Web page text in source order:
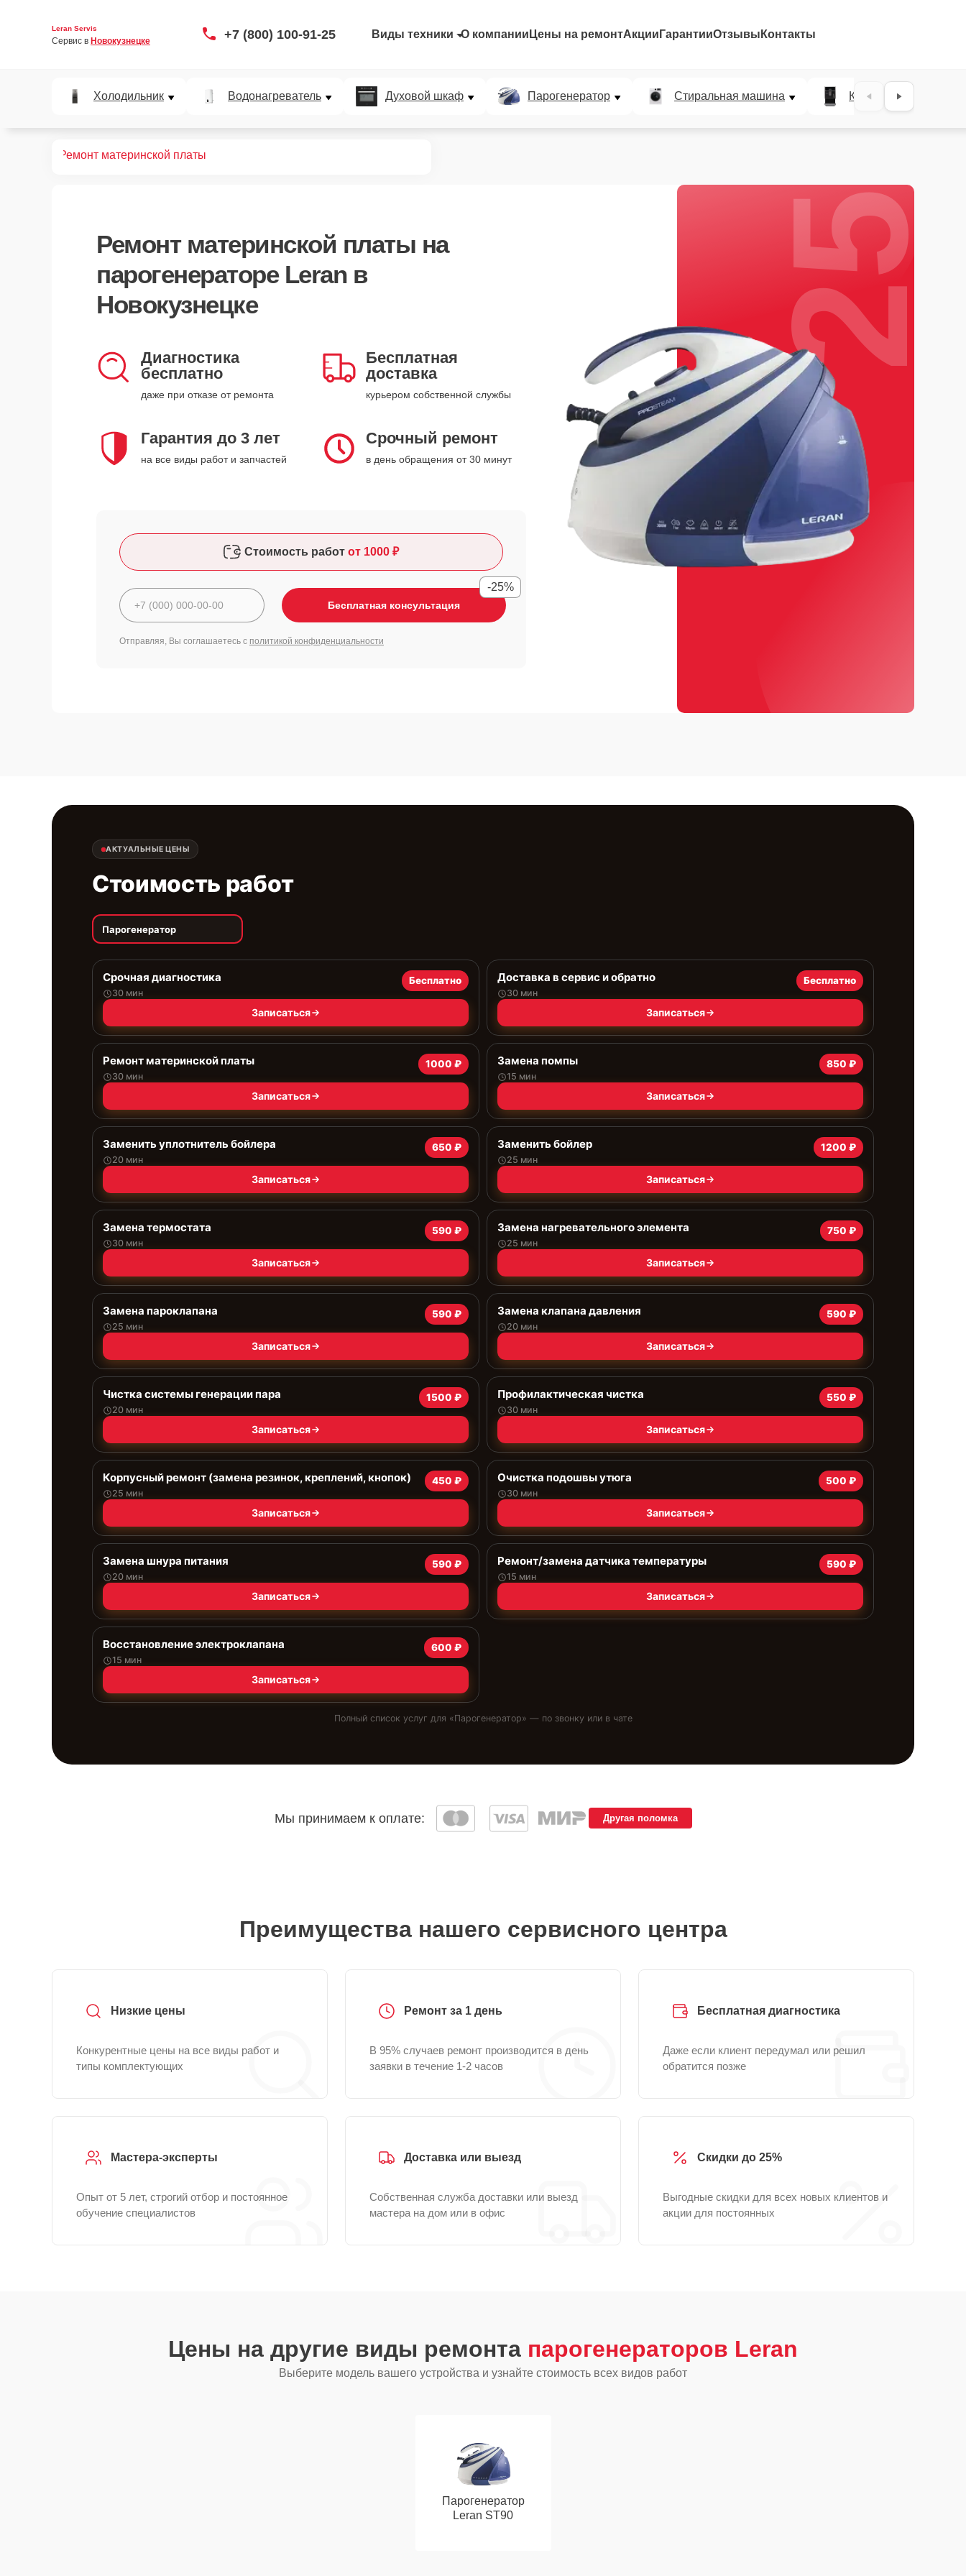
Leran Servis
Сервис в Новокузнецке +7 (800) 100-91-25 Виды техники О компании Цены на ремонтАкции ГарантииОтзывы Контакты
Холодильник Водонагреватель Духовой шкаф Парогенератор Стиральная машина Кофемашина
Ремонт материнской платы
Ремонт материнской платы на
парогенераторе Leran в
Новокузнецке
Диагностика
бесплатно
даже при отказе от ремонта
Бесплатная
доставка
курьером собственной службы
Гарантия до 3 лет
на все виды работ и запчастей
Срочный ремонт
в день обращения от 30 минут
Стоимость работ от 1000 ₽
Бесплатная консультация
-25%
Отправляя, Вы соглашаетесь с политикой конфиденциальности
25%
АКТУАЛЬНЫЕ ЦЕНЫ
Стоимость работ
Парогенератор
Срочная диагностика
30 мин
Бесплатно
Записаться
Доставка в сервис и обратно
30 мин
Бесплатно
Записаться
Ремонт материнской платы
30 мин
1000 ₽
Записаться
Замена помпы
15 мин
850 ₽
Записаться
Заменить уплотнитель бойлера
20 мин
650 ₽
Записаться
Заменить бойлер
25 мин
1200 ₽
Записаться
Замена термостата
30 мин
590 ₽
Записаться
Замена нагревательного элемента
25 мин
750 ₽
Записаться
Замена пароклапана
25 мин
590 ₽
Записаться
Замена клапана давления
20 мин
590 ₽
Записаться
Чистка системы генерации пара
20 мин
1500 ₽
Записаться
Профилактическая чистка
30 мин
550 ₽
Записаться
Корпусный ремонт (замена резинок, креплений, кнопок)
25 мин
450 ₽
Записаться
Очистка подошвы утюга
30 мин
500 ₽
Записаться
Замена шнура питания
20 мин
590 ₽
Записаться
Ремонт/замена датчика температуры
15 мин
590 ₽
Записаться
Восстановление электроклапана
15 мин
600 ₽
Записаться
Полный список услуг для «Парогенератор» — по звонку или в чате
Мы принимаем к оплате: Другая поломка
Преимущества нашего сервисного центра
Низкие цены
Конкурентные цены на все виды работ и
типы комплектующих
Ремонт за 1 день
В 95% случаев ремонт производится в день
заявки в течение 1-2 часов
Бесплатная диагностика
Даже если клиент передумал или решил
обратится позже
Мастера-эксперты
Опыт от 5 лет, строгий отбор и постоянное
обучение специалистов
Доставка или выезд
Собственная служба доставки или выезд
мастера на дом или в офис
Скидки до 25%
Выгодные скидки для всех новых клиентов и
акции для постоянных
Цены на другие виды ремонта парогенераторов Leran
Выберите модель вашего устройства и узнайте стоимость всех видов работ
Парогенератор
Leran ST90